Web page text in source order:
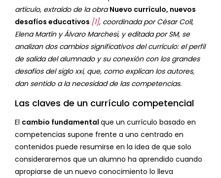
artículo, extraído de la obraNuevo currículo, nuevos
desafíos educativos [1], coordinada por César Coll,
Elena Martín y Álvaro Marchesi, y editada por SM, se
analizan dos cambios significativos del currículo: el perfil
de salida del alumnado y su conexión con los grandes
desafíos del siglo xxi, que, como explican los autores,
dan sentido a la necesidad de las competencias.
Las claves de un currículo competencial
El cambio fundamental que un currículo basado en
competencias supone frente a uno centrado en
contenidos puede resumirse en la idea de que solo
consideraremos que un alumno ha aprendido cuando
apropiarse de un nuevo conocimiento lo lleva